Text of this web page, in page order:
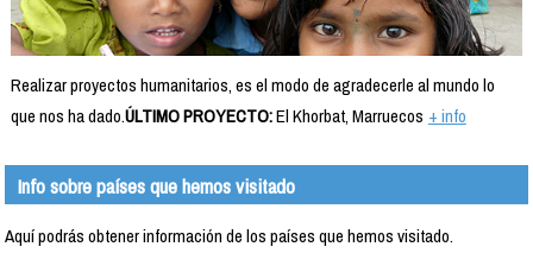
Realizar proyectos humanitarios, es el modo de agradecerle al mundo lo
que nos ha dado.ÚLTIMO PROYECTO:El Khorbat, Marruecos + info
Info sobre países que hemos visitado
Aquí podrás obtener información de los países que hemos visitado.